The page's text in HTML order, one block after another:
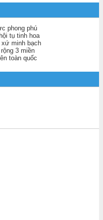
phong phú
tụ tinh hoa
xứ minh bạch
3 miền
toàn quốc